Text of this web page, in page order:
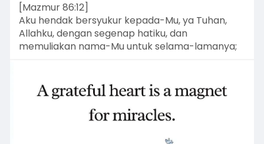
[Mazmur 86:12]
Aku hendak bersyukur kepada-Mu, ya Tuhan,
Allahku, dengan segenap hatiku, dan
memuliakan nama-Mu untuk selama-lamanya;